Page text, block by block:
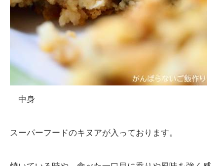
中身
スーパーフードのキヌアが入っております。